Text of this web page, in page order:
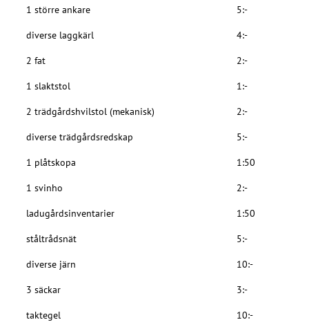
1 större ankare 5:-
diverse laggkärl 4:-
2 fat 2:-
1 slaktstol 1:-
2 trädgårdshvilstol (mekanisk) 2:-
diverse trädgårdsredskap 5:-
1 plåtskopa 1:50
1 svinho 2:-
ladugårdsinventarier 1:50
ståltrådsnät 5:-
diverse järn 10:-
3 säckar 3:-
taktegel 10:-